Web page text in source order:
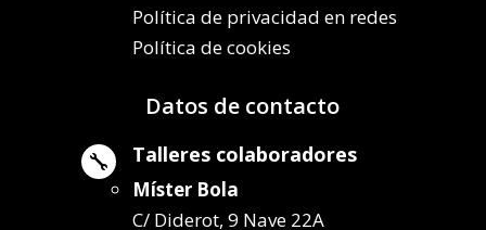
Política de privacidad en redes
Política de cookies
Datos de contacto
 Talleres colaboradores
Míster Bola
C/ Diderot, 9 Nave 22A